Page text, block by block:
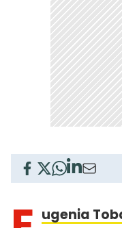
ugenia